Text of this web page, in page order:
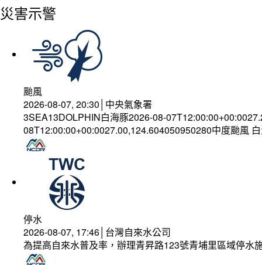
災害示警
颱風
2026-08-07, 20:30│中央氣象署
3SEA13DOLPHIN白海豚2026-08-
08T12:00:00+00:0027.00,124.604050950280中度颱風
停水
2026-08-07, 17:46│台灣自來水公司
為提高自來水普及率，辦理青昇路123號青埔里區域停水